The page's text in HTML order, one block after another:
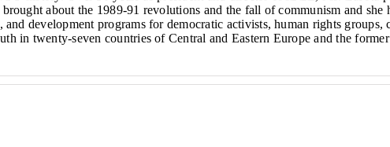
about the 1989-91 revolutions and the fall of communism and she
development programs for democratic activists, human rights groups,
in twenty-seven countries of Central and Eastern Europe and the